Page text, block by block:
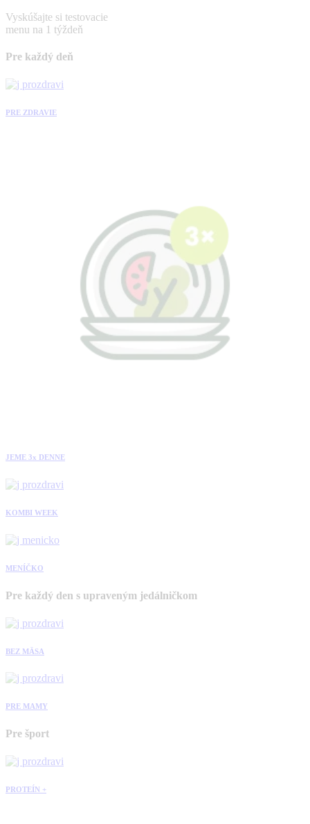
Vyskúšajte si testovacie
menu na 1 týždeň
Pre každý deň
PRE ZDRAVIE
JEME 3x DENNE
KOMBI WEEK
MENÍČKO
Pre každý den s upraveným jedálničkom
BEZ MÄSA
PRE MAMY
Pre šport
PROTEÍN +